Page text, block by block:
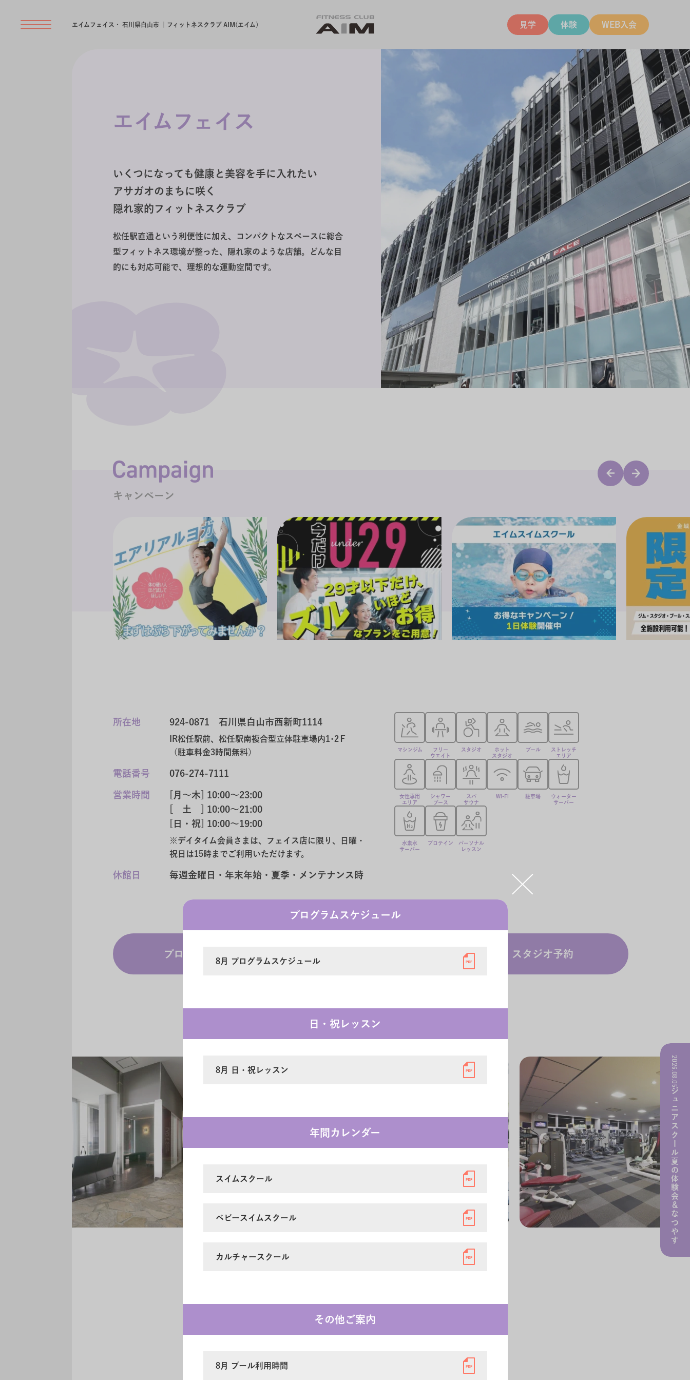
エイムフェイス・ 石川県白山市 ｜フィットネスクラブ AIM(エイム） 見学 体験 WEB入会
エイムフェイス
いくつになっても健康と美容を手に入れたい
アサガオのまちに咲く
隠れ家的フィットネスクラブ
松任駅直通という利便性に加え、コンパクトなスペースに総合
型フィットネス環境が整った、隠れ家のような店舗。どんな目
的にも対応可能で、理想的な運動空間です。
2026.08.05
キャンペーン
所在地 924-0871 石川県白山市西新町1114
IR松任駅前、松任駅南複合型立体駐車場内1･2Ｆ
（駐車料金3時間無料）
電話番号 076-274-7111
営業時間
[月～木] 10:00〜23:00
[ 土 ] 10:00〜21:00
[日・祝] 10:00〜19:00
※デイタイム会員さまは、フェイス店に限り、日曜・
祝日は15時までご利用いただけます。
休館日 毎週金曜日・年末年始・夏季・メンテナンス時
マシンジム
フリー
ウエイト
スタジオ
ホット
スタジオ
プール
ストレッチ
エリア
女性専用
エリア
シャワー
ブース
スパ
サウナ
Wi-Fi 駐車場
ウォーター
サーバー
水素水
サーバー
プロテイン
パーソナル
レッスン
プログラム一覧 スタジオ予約
プログラムスケジュール
8月 プログラムスケジュール
日・祝レッスン
8月 日・祝レッスン
年間カレンダー
スイムスクール
ベビースイムスクール
カルチャースクール
その他ご案内
8月 プール利用時間